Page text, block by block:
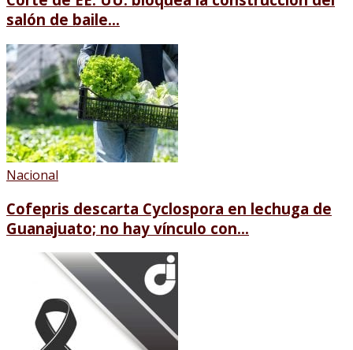
salón de baile...
Nacional
Cofepris descarta Cyclospora en lechuga de
Guanajuato; no hay vínculo con...